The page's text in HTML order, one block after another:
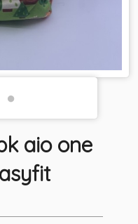
aio one